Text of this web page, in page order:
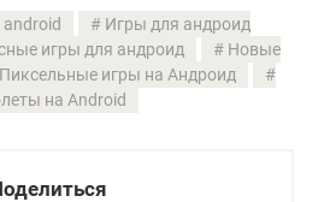
Игры для андроид
игры для андроид
Новые
Пиксельные игры на Андроид
на Android